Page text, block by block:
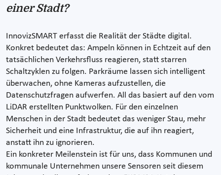
einer Stadt?
InnovizSMART erfasst die Realität der Städte digital.
Konkret bedeutet das: Ampeln können in Echtzeit auf den
tatsächlichen Verkehrsfluss reagieren, statt starren
Schaltzyklen zu folgen. Parkräume lassen sich intelligent
überwachen, ohne Kameras aufzustellen, die
Datenschutzfragen aufwerfen. All das basiert auf den vom
LiDAR erstellten Punktwolken. Für den einzelnen
Menschen in der Stadt bedeutet das weniger Stau, mehr
Sicherheit und eine Infrastruktur, die auf ihn reagiert,
anstatt ihn zu ignorieren.
Ein konkreter Meilenstein ist für uns, dass Kommunen und
kommunale Unternehmen unsere Sensoren seit diesem